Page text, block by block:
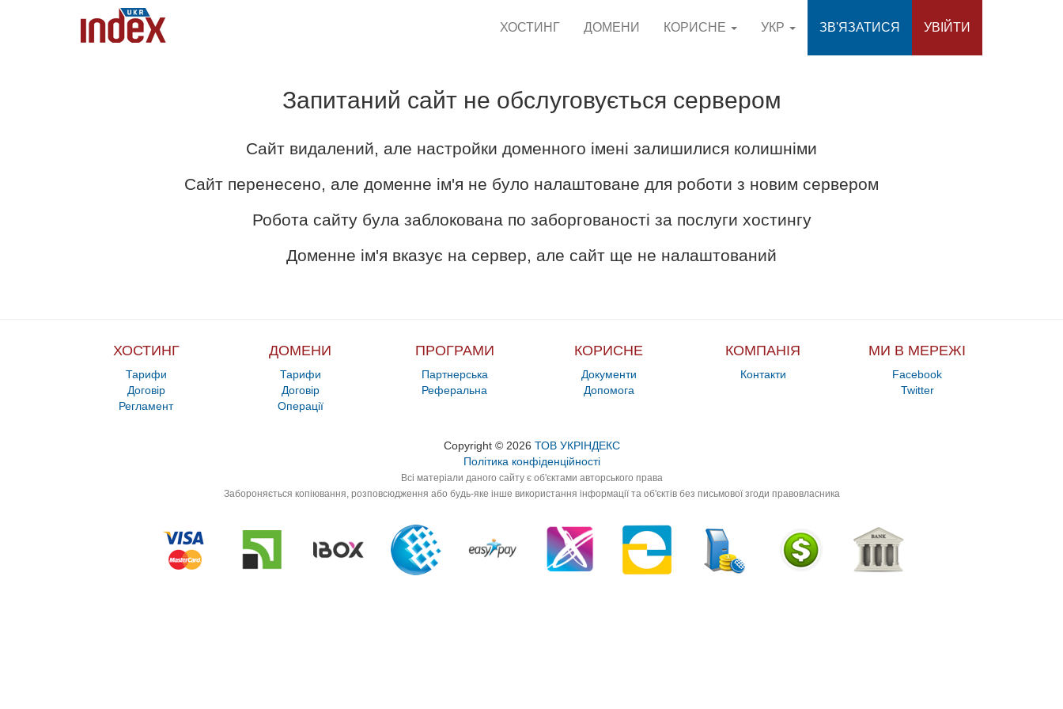
ХОСТИНГ ДОМЕНИ КОРИСНЕ УКР ЗВ'ЯЗАТИСЯ УВІЙТИ
Запитаний сайт не обслуговується сервером
Сайт видалений, але настройки доменного імені залишилися колишніми
Сайт перенесено, але доменне ім'я не було налаштоване для роботи з новим сервером
Робота сайту була заблокована по заборгованості за послуги хостингу
Доменне ім'я вказує на сервер, але сайт ще не налаштований
ХОСТИНГ
Тарифи
Договір
Регламент
ДОМЕНИ
Тарифи
Договір
Операції
ПРОГРАМИ
Партнерська
Реферальна
КОРИСНЕ
Документи
Допомога
КОМПАНІЯ
Контакти
МИ В МЕРЕЖІ
Facebook
Twitter
Copyright © 2026 ТОВ УКРІНДЕКС
Політика конфіденційності
Всі матеріали даного сайту є об'єктами авторського права
Забороняється копіювання, розповсюдження або будь-яке інше використання інформації та об'єктів без письмової згоди правовласника